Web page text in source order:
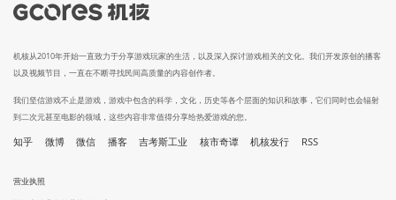
机核从2010年开始一直致力于分享游戏玩家的生活，以及深入探讨游戏相关的文化。我们开发原创的播客
以及视频节目，一直在不断寻找民间高质量的内容创作者。
我们坚信游戏不止是游戏，游戏中包含的科学，文化，历史等各个层面的知识和故事，它们同时也会辐射
到二次元甚至电影的领域，这些内容非常值得分享给热爱游戏的您。
知乎 微博 微信 播客 吉考斯工业 核市奇谭 机核发行 RSS
营业执照